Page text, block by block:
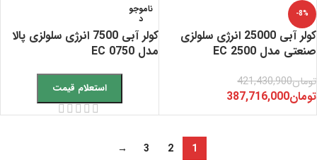
-8%
کولر آبی 25000 انرژی سلولزی
صنعتی مدل EC 2500
تومان421,430,900
تومان387,716,000
ناموجو
د
کولر آبی 7500 انرژی سلولزی پالا
مدل EC 0750
استعلام قیمت
1
2
3
→